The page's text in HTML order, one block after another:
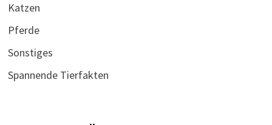
Katzen
Pferde
Sonstiges
Spannende Tierfakten